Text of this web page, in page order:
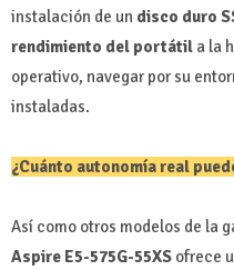
instalación de un disco duro
rendimiento del portátil a la
operativo, navegar por su
instaladas.
¿Cuánto autonomía real
Así como otros modelos de la
Aspire E5-575G-55XS ofrece